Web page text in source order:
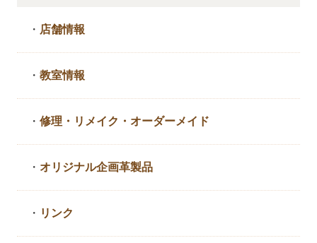
・ 店舗情報
・教室情報
・修理・リメイク・ オーダーメイド
・ オリジナル企画革製品
・ リンク